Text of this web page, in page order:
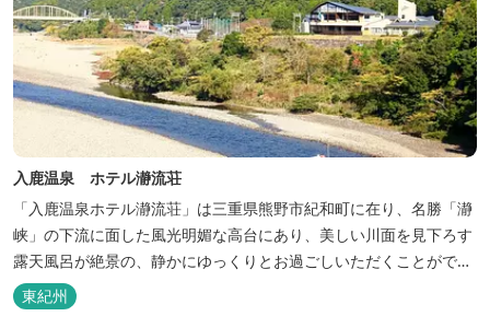
入鹿温泉 ホテル瀞流荘
「入鹿温泉ホテル瀞流荘」は三重県熊野市紀和町に在り、名勝「瀞
峡」の下流に面した風光明媚な高台にあり、美しい川面を見下ろす
露天風呂が絶景の、静かにゆっくりとお過ごしいただくことができ
る温泉宿泊施設です。 熊野古道をはじめ、日本一の棚田と称される
丸山千枚田、赤木城跡、熊野本宮大社（熊野三山）、玉置神社が近
東紀州